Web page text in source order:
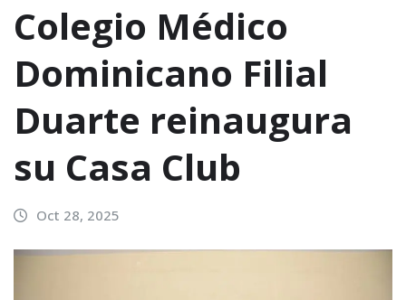
Colegio Médico
Dominicano Filial
Duarte reinaugura
su Casa Club
Oct 28, 2025